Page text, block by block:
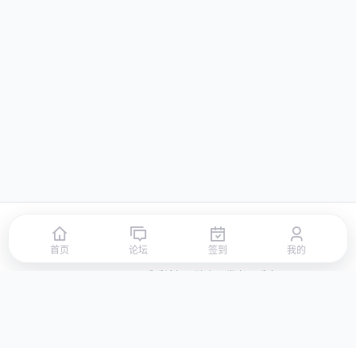
首页 签到 积分商城 站点地图
© 2026 LLBBS 乐乐论坛 · 独立开发者阿乐出品
首页 论坛 签到 我的